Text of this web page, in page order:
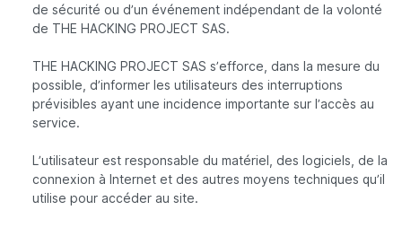
de sécurité ou d’un événement indépendant de la volonté
de THE HACKING PROJECT SAS.
THE HACKING PROJECT SAS s’efforce, dans la mesure du
possible, d’informer les utilisateurs des interruptions
prévisibles ayant une incidence importante sur l’accès au
service.
L’utilisateur est responsable du matériel, des logiciels, de la
connexion à Internet et des autres moyens techniques qu’il
utilise pour accéder au site.